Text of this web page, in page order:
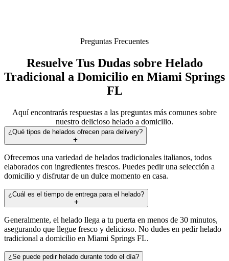
Preguntas Frecuentes
Resuelve Tus Dudas sobre Helado
Tradicional a Domicilio en Miami Springs
FL
Aquí encontrarás respuestas a las preguntas más comunes sobre
nuestro delicioso helado a domicilio.
¿Qué tipos de helados ofrecen para delivery?
Ofrecemos una variedad de helados tradicionales italianos, todos
elaborados con ingredientes frescos. Puedes pedir una selección a
domicilio y disfrutar de un dulce momento en casa.
¿Cuál es el tiempo de entrega para el helado?
Generalmente, el helado llega a tu puerta en menos de 30 minutos,
asegurando que llegue fresco y delicioso. No dudes en pedir helado
tradicional a domicilio en Miami Springs FL.
¿Se puede pedir helado durante todo el día?